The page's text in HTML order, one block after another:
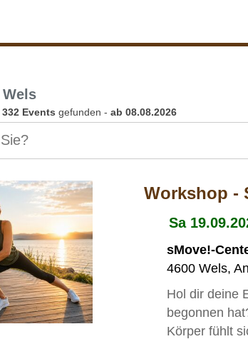
332 Events gefunden - ab 08.08.2026
Workshop -
Sa
sMove!-
4600 Wels,
Hol dir deine
begonnen
Körper fühlt